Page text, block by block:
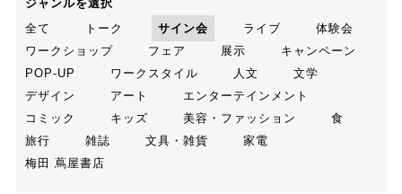
ジャンルを選択
全て
トーク サイン会 ライブ
体験会
ワークショップ
フェア 展示
キャンペーン
POP-UP
ワークスタイル 人文
文学
デザイン
アート
エンターテインメント
コミック
キッズ 美容・ファッション
食
旅行
雑誌 文具・雑貨
家電
梅田 蔦屋書店